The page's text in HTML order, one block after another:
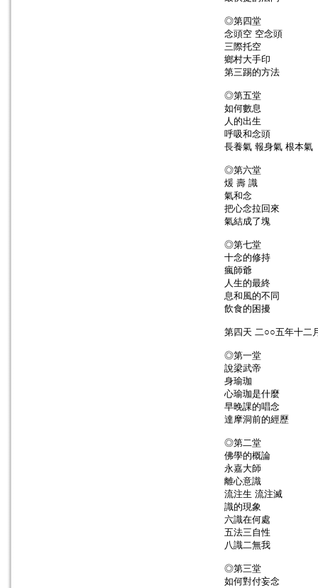
◎第四堂
念頭空 空念頭
三際托空
鄉村大手印
第三踢的方法
◎第五堂
如何數息
人的出生
呼吸和念頭
長養氣 報身氣 根本氣
◎第六堂
煖 壽 識
氣和念
把心念拉回來
氣結成了塊
◎第七堂
十念的修持
瘋師爺
人生的最終
息和風的不同
飲食的困擾
第四天 二○○五年十二
◎第一堂
說梁武帝
身瑜珈
心瑜珈是什麼
早晚課的唱念
達摩洞前的經歷
◎第二堂
佛學的概論
永嘉大師
離心意識
流注生 流注滅
識的現象
六識在何處
五法三自性
八識二無我
◎第三堂
如何對付妄念